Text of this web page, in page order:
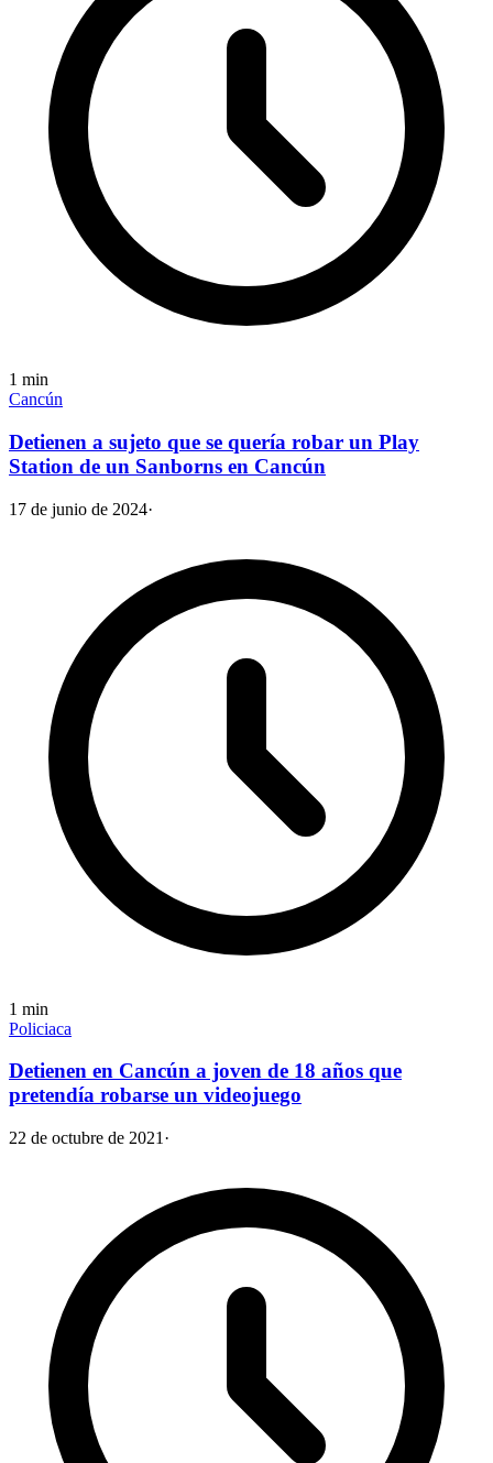
1 min
Cancún
Detienen a sujeto que se quería robar un Play
Station de un Sanborns en Cancún
17 de junio de 2024·
1 min
Policiaca
Detienen en Cancún a joven de 18 años que
pretendía robarse un videojuego
22 de octubre de 2021 ·